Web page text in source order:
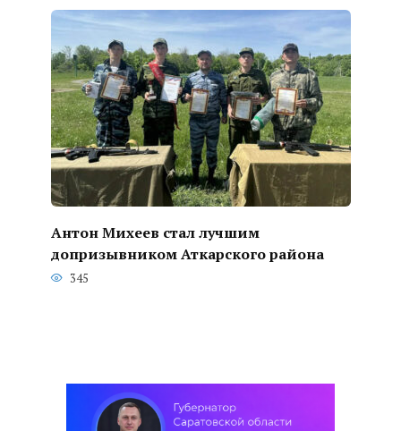
Антон Михеев стал лучшим
допризывником Аткарского района
345